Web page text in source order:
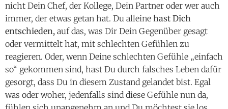
nicht Dein Chef, der Kollege, Dein Partner oder wer auch
immer, der etwas getan hat. Du alleine hast Dich
entschieden, auf das, was Dir Dein Gegenüber gesagt
oder vermittelt hat, mit schlechten Gefühlen zu
reagieren. Oder, wenn Deine schlechten Gefühle „einfach
so“ gekommen sind, hast Du durch falsches Leben dafür
gesorgt, dass Du in diesem Zustand gelandet bist. Egal
was oder woher, jedenfalls sind diese Gefühle nun da,